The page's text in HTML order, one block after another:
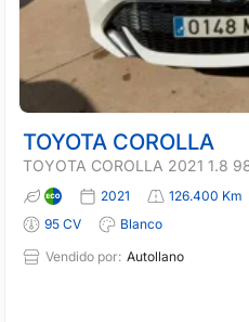
TOYOTA COROLLA
TOYOTA COROLLA 2021 1.8
2021 126.400 Km
95 CV
Blanco
Vendido por: Autollano